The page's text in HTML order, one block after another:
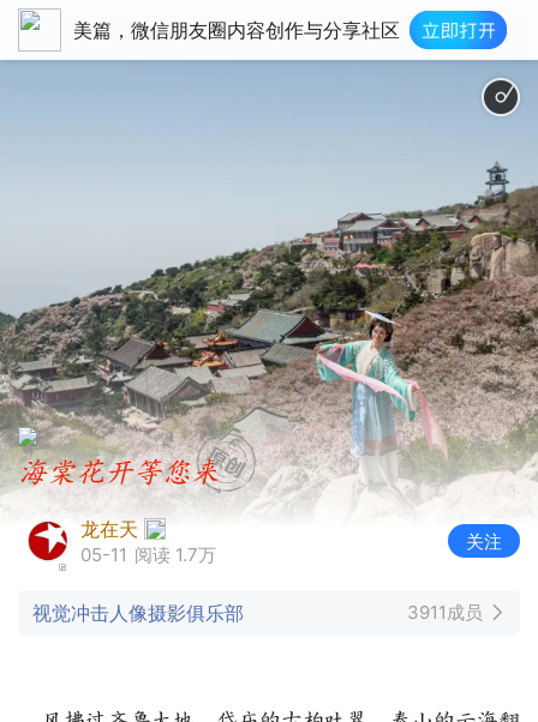
美篇，微信朋友圈内容创作与分享社区
海棠花开等您来
龙在天
05-11 阅读 1.7万
关注
视觉冲击人像摄影俱乐部 3911成员